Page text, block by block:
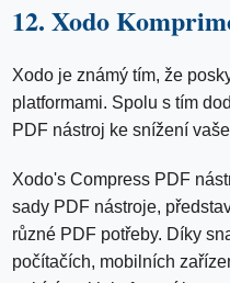
12. Xodo
Xodo je známý tím, že
platformami. Spolu s tím
PDF nástroj ke snížení
Xodo's Compress PDF
sady PDF nástroje,
různé PDF potřeby. Díky
počítačích, mobilních